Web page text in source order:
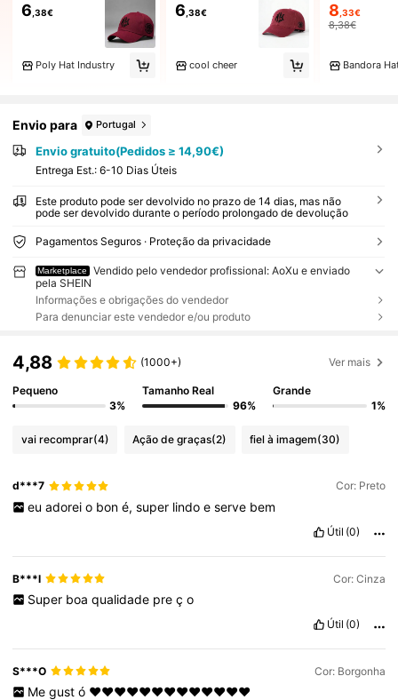
6 ,38€
Poly Hat Industry
6 ,38€
cool cheer
8 ,33€
8,38€
Bandora
Envio para Portugal
Envio gratuito(Pedidos ≥ 14,90€)
Entrega Est.: 6-10 Dias Úteis
Este produto pode ser devolvido no prazo de 14 dias, mas não
pode ser devolvido durante o período prolongado de devolução
Pagamentos Seguros · Proteção da privacidade
Marketplace
Vendido pelo vendedor profissional: AoXu e enviado
pela SHEIN
Informações e obrigações do vendedor
Para denunciar este vendedor e/ou produto
4,88 (1000+) Ver mais
Pequeno
3%
Tamanho Real
96%
Grande
1%
vai recomprar(4) Ação de graças(2) fiel à imagem(30)
d***7 Cor: Preto
eu adorei o bon é, super lindo e serve bem
Útil (0)
B***l Cor: Cinza
Super boa qualidade pre ç o
Útil (0)
S***O Cor: Borgonha
Me gust ó ♥️♥️♥️♥️♥️♥️♥️♥️♥️♥️♥️♥️❤️